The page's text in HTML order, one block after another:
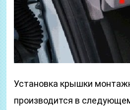
Установка крышки
производится в